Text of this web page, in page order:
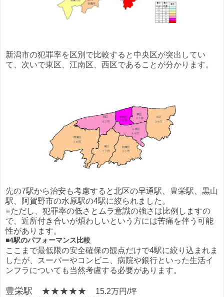
新潟市の犯罪率を区別で比較すると中央区が突出してい
て、次いで東区、江南区、西区であることが分かります。
先の7駅から治安も考慮すると北区の早通駅、豊栄駅、黒山
駅、阿賀野市の水原駅の4駅に絞られました。
※ただし、犯罪率の低さとムラ意識の強さは比例しますの
で、近所付き合いが煩わしいという方には苦痛を伴う可能
性があります。
■4駅のパフォーマンス比較
ここまで最低限の安全確保の観点だけで4駅に絞り込まれま
したが、スーパーやコンビニ、病院や銀行といった生活イ
ンフラについても当然考慮する必要があります。
豊栄駅 ★★★★★
15.2万円/坪